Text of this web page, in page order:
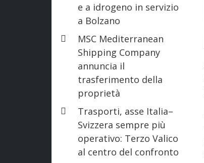
e a idrogeno in servizio
a Bolzano
MSC Mediterranean
Shipping Company
annuncia il
trasferimento della
proprietà
Trasporti, asse Italia–
Svizzera sempre più
operativo: Terzo Valico
al centro del confronto